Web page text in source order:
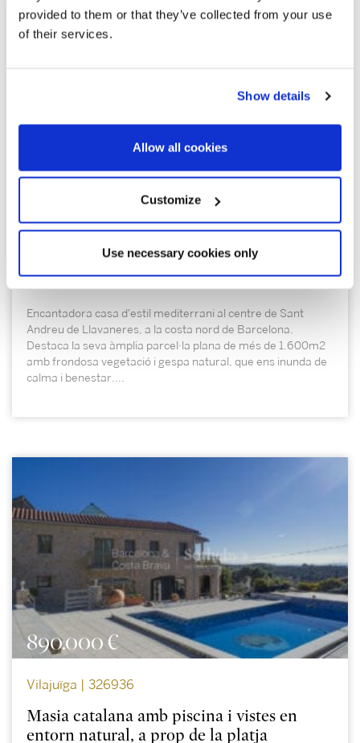
provided to them or that they’ve collected from your use
of their services.
Show details
Allow all cookies
Customize
Use necessary cookies only
1.100.000 €
Sant Andreu de Llavaneres | 326987
Casa al centre de Sant Andreu de
Llavaneres – Costa Barcelona
Encantadora casa d'estil mediterrani al centre de Sant
Andreu de Llavaneres, a la costa nord de Barcelona.
Destaca la seva àmplia parcel·la plana de més de 1.600m2
amb frondosa vegetació i gespa natural, que ens inunda de
calma i benestar....
890.000 €
Vilajuïga | 326936
Masia catalana amb piscina i vistes en
entorn natural, a prop de la platja